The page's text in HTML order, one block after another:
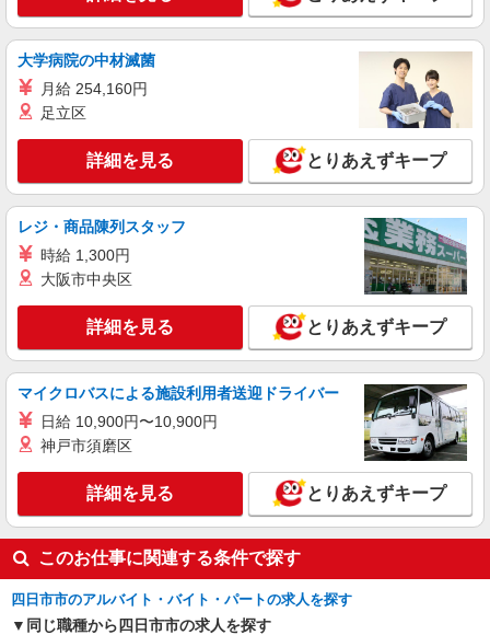
時給1500円〜1600円（経験・能力による） ※
残業代支給 ★交通費別途支給（規定あり） ゜
+゜・。○。・゜+゜・。○。・゜+゜ 入社祝い金10
万円支給(規定有) お友達を紹介頂くと, インセンテ
有）★ ゜・。○。・゜+゜・。○。・゜+゜
三重県四日市市のsoftbankショップ
詳細を見る
【softbank】の携帯販売スタッフ
時給1500円〜1600円（経験・能力による） ※
残業代支給 ★交通費別途支給（規定あり） ゜
+゜・。○。・゜+゜・。○。・゜+゜ 入社祝い金10
ィブ支給(規定有) ★月2回払い・週払い可能（規程
有）★ ゜・。○。・゜+゜・。○。・゜+゜
三重県四日市市のsoftbankショップ
キープ 詳細を見る
大学病院の中材滅菌
月給 254,160円
足立区
詳細を見る とりあえずキープ
レジ・商品陳列スタッフ
時給 1,300円
大阪市中央区
詳細を見る とりあえずキープ
マイクロバスによる施設利用者送迎ドライバー
日給 10,900円〜10,900円
神戸市須磨区
詳細を見る とりあえずキープ
このお仕事に関連する条件で探す
四日市市のアルバイト・バイト・パートの求人を探す
同じ職種から四日市市の求人を探す